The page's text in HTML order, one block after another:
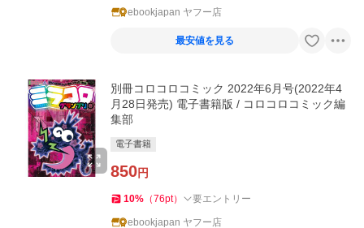
ebookjapan ヤフー店
最安値を見る
別冊コロコロコミック 2022年6月号(2022年4
月28日発売) 電子書籍版 / コロコロコミック編
集部
電子書籍
850円
10% （76pt） 要エントリー
ebookjapan ヤフー店